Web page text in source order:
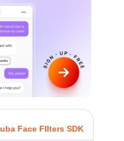
Face FIlters SDK